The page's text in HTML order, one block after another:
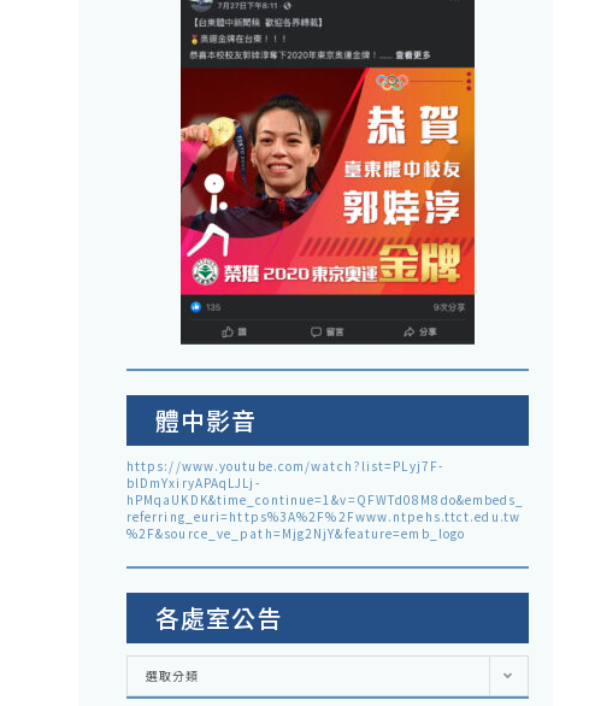
體中影音
https://www.youtube.com/watch?list=PLyj7F-
blDmYxiryAPAqLJLj-
hPMqaUKDK&time_continue=1&v=QFWTd08M8do&embeds_
referring_euri=https%3A%2F%2Fwww.ntpehs.ttct.edu.tw
%2F&source_ve_path=Mjg2NjY&feature=emb_logo
各處室公告
各
室
選取分類